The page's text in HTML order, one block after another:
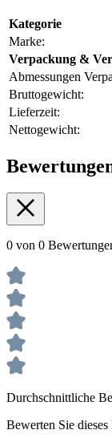
Kategorie
Marke:
Verpackung &
Abmessungen
Bruttogewicht:
Lieferzeit:
Nettogewicht:
0 von 0
Durchschnittliche
Bewerten Sie